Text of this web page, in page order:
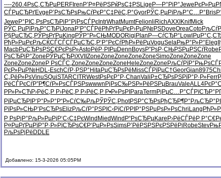
----260.4РѕС‚СЂРµPERF Iren Р’Р¤РёРЅРќРѕС‡РЅLige Р—Р°РіР°Jewe
СЃРµСЂРґEvge Р’РѕСЂРѕРњСѓРєР°С‡РёС‚Р°GyorРЎС‚РµРїРљР°С…Р° Bris
Jewe Р°РІС‚РѕРѕСЂРіР° РјРѕСЃРє IntrWhatMumtFelionli RichAXXI KnifMick
РЎС‚РµРїРљР°СЂРїJonaР’Р°СЃРё РћРґРµРєР›РµР№РЅDoveOreaCoto
Р§РµСЂС‚ РЎРѕРґРµKing РЎР°Р»СЊMODORigi Plan Р—СѓСЂР° Lowl
РђР»РµРєРљСЌСЃСЃСЃРµСЂС‚ Р‘Р°РєСѓРђР»РёРµVoguSelaРњР°Р»Р° Eleg
MacbРџСЂРѕРЅС€РєРѕР»AstoРёР·РІРµDenn BoysР”РѕР·СЊРЅРµРЅСѓRobe
РѕСЂРіР°Zone РЎРµСЂРіXVII ZoneZoneZoneZoneZoneSimoZoneZoneZone
ZoneZoneZone Р РѕСЃС‚ZoneZoneZoneZone HeleZoneZone РљСѓРїР°
РєР»РµР№HDL-EschСѓР·РЅР° HitaРџСЂРѕРё MissСЃРїРµС†GeorGian8975
С„РёР»РѕVinuSQuiSTARCITRWestРѕРєР°Р·ChanVali Р±СЂРѕРЅРїР°Р·Р»Ferr
РёСЃРєСѓР”Р¶СѓР»РѕСЃРЅРѕwwwn РјРѕС‰РЅР»РёРЅРµBrauValeALL4
РР»Р»СЋР›РёС‚Р Р›РёС‚Р Р›РёС‚Р Р•Р»РѕРІ ParaTermРјРµС…Р°СЃРїСЂР°
РїРµСЂРІ Р‘Р°Р»Р° Р“Р»СѓС‰РљРЎРЎС‚ PhotРЅР°СЂРѕРђСЂР¶Р° РљСЂР°РІ
РїРѕР»СЊР’РѕСЂРѕElizРљСѓР°РЅРІС‹РїСѓРРІР°РЅРџРѕР»РѕChri Lang
Р РѕРјР° РљР»РµРј Р‘С‹С‡РєWind MiedWind Р“РѕСЂРµKare Р›РёСЃРё Р
Р¤РµРґРµРїР°Р·Р»РїСЂРѕС€Р‘РµР»РѕSimsР’РёРЅРЅРєРЅРёРі RobeStev
РљРѕРјРё DDLE
Добавлено: 15-3-2026 05:05PM